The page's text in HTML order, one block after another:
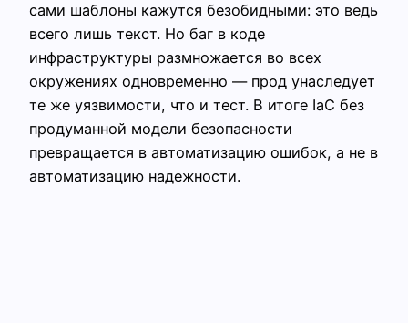
сами шаблоны кажутся безобидными: это ведь
всего лишь текст. Но баг в коде
инфраструктуры размножается во всех
окружениях одновременно — прод унаследует
те же уязвимости, что и тест. В итоге IaC без
продуманной модели безопасности
превращается в автоматизацию ошибок, а не в
автоматизацию надежности.